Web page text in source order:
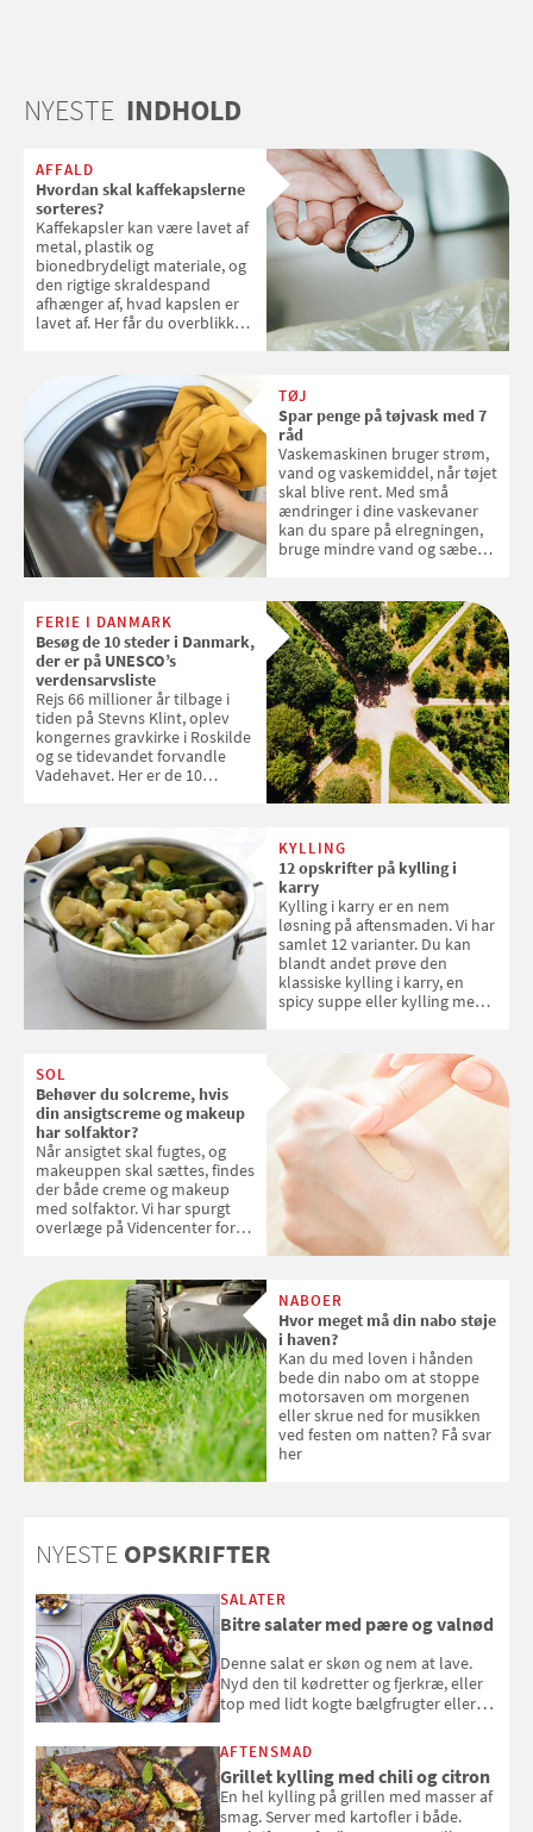
NYESTE INDHOLD
AFFALD
Hvordan skal kaffekapslerne
sorteres?
Kaffekapsler kan være lavet af
metal, plastik og
bionedbrydeligt materiale, og
den rigtige skraldespand
afhænger af, hvad kapslen er
lavet af. Her får du overblikket
TØJ
Spar penge på tøjvask med 7
råd
Vaskemaskinen bruger strøm,
vand og vaskemiddel, når tøjet
skal blive rent. Med små
ændringer i dine vaskevaner
kan du spare på elregningen,
bruge mindre vand og sæbe
enkle råd til at spare penge på
tøjvasken
FERIE I DANMARK
Besøg de 10 steder i Danmark,
der er på UNESCO’s
verdensarvsliste
Rejs 66 millioner år tilbage i
tiden på Stevns Klint, oplev
kongernes gravkirke i Roskilde
og se tidevandet forvandle
Vadehavet. Her er de 10
KYLLING
12 opskrifter på kylling i
karry
Kylling i karry er en nem
løsning på aftensmaden. Vi har
samlet 12 varianter. Du kan
blandt andet prøve den
klassiske kylling i karry, en
spicy suppe eller kylling med
SOL
Behøver du solcreme, hvis
din ansigtscreme og makeup
har solfaktor?
Når ansigtet skal fugtes, og
makeuppen skal sættes, findes
der både creme og makeup
med solfaktor. Vi har spurgt
overlæge på Videncenter for
med SPF kan erstatte
solcreme, når man bevæger
sig ud i solen
NABOER
Hvor meget må din nabo støje
i haven?
Kan du med loven i hånden
bede din nabo om at stoppe
motorsaven om morgenen
eller skrue ned for musikken
ved festen om natten? Få svar
her
NYESTE OPSKRIFTER
SALATER
Bitre salater med pære og valnød
Denne salat er skøn og nem at lave.
Nyd den til kødretter og fjerkræ, eller
top med lidt kogte bælgfrugter eller
selvstændigt måltid. Opskriften er fra
Louisa Lorangs kogebog "Salat".
AFTENSMAD
Grillet kylling med chili og citron
En hel kylling på grillen med masser af
smag. Server med kartofler i både.